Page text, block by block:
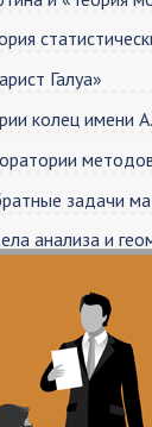
Галуа»
колец имeни
задачи
анализа и
семинар